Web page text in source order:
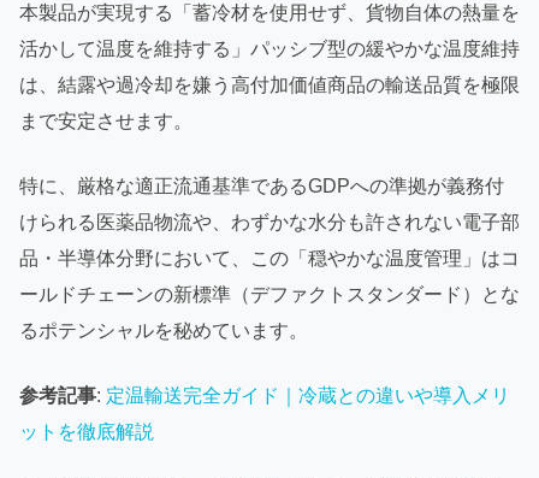
本製品が実現する「蓄冷材を使用せず、貨物自体の熱量を
活かして温度を維持する」パッシブ型の緩やかな温度維持
は、結露や過冷却を嫌う高付加価値商品の輸送品質を極限
まで安定させます。
特に、厳格な適正流通基準であるGDPへの準拠が義務付
けられる医薬品物流や、わずかな水分も許されない電子部
品・半導体分野において、この「穏やかな温度管理」はコ
ールドチェーンの新標準（デファクトスタンダード）とな
るポテンシャルを秘めています。
参考記事: 定温輸送完全ガイド｜冷蔵との違いや導入メリ
ットを徹底解説